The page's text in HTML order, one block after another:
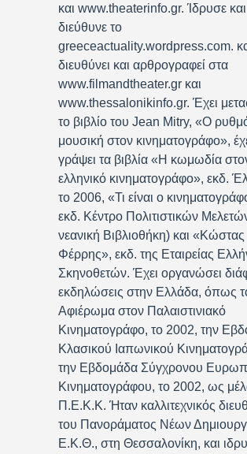
και www.theaterinfo.gr. Ίδρυσε και
διεύθυνε το
greeceactuality.wordpress.com.
διευθύνει και αρθρογραφεί στα
www.filmandtheater.gr και
www.thessalonikinfo.gr. Έχει
το βιβλίο του Jean Mitry, «Ο
μουσική στον κινηματογράφο»,
γράψει τα βιβλία «Η κωμωδία
ελληνικό κινηματογράφο», εκδ.
το 2006, «Τι είναι ο
εκδ. Κέντρο Πολιτιστικών
νεανική Βιβλιοθήκη) και «Κώστας
Φέρρης», εκδ. της Εταιρείας
Σκηνοθετών. Έχει οργανώσει
εκδηλώσεις στην Ελλάδα, όπως
Αφιέρωμα στον Παλαιστινιακό
Κινηματογράφο, το 2002, την
Κλασικού Ιαπωνικού
την Εβδομάδα Σύγχρονου
Κινηματογράφου, το 2002, ως
Π.Ε.Κ.Κ. Ήταν καλλιτεχνικός
του Πανοράματος Νέων
Ε.Κ.Θ., στη Θεσσαλονίκη, και